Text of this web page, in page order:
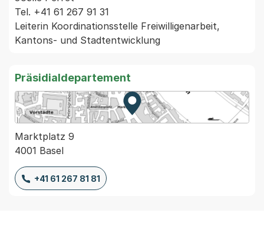
Tel. +41 61 267 91 31
Leiterin Koordinationsstelle Freiwilligenarbeit,
Präsidialdepartement
Zur Karte von MapBS.
Externer Link, wird in einem
Marktplatz 9
4001 Basel
+41 61 267 81 81